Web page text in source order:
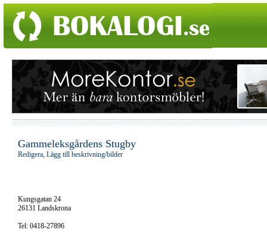
Gammeleksgårdens Stugby
Redigera, Lägg till beskrivning/bilder
Kungsgatan 24
26131 Landskrona
Tel: 0418-27896